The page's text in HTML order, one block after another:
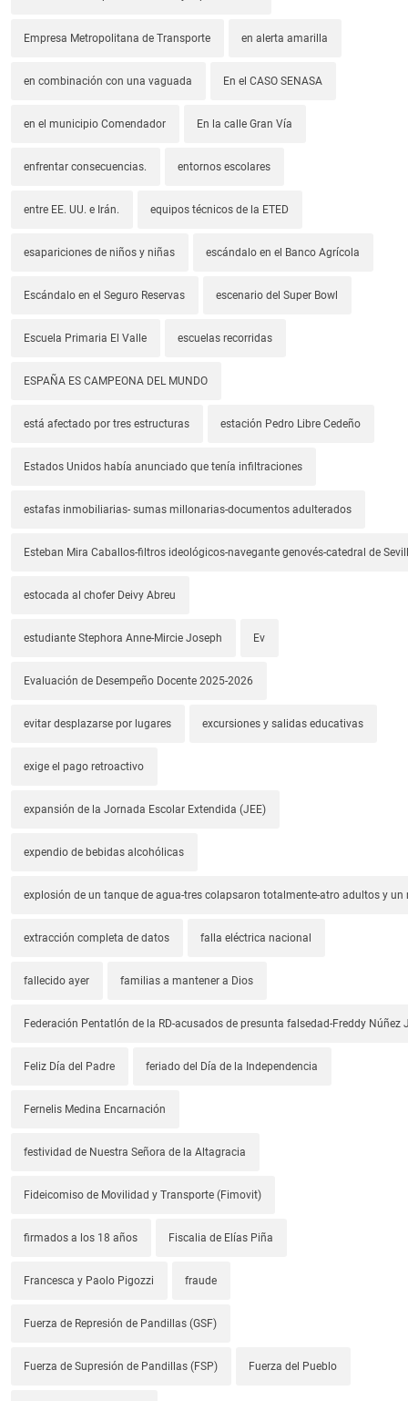
Empresa Metropolitana de Transporte en alerta amarilla
en combinación con una vaguada En el CASO SENASA
en el municipio Comendador En la calle Gran Vía
enfrentar consecuencias. entornos escolares
entre EE. UU. e Irán. equipos técnicos de la ETED
esapariciones de niños y niñas escándalo en el Banco Agrícola
Escándalo en el Seguro Reservas escenario del Super Bowl
Escuela Primaria El Valle escuelas recorridas
ESPAÑA ES CAMPEONA DEL MUNDO
está afectado por tres estructuras estación Pedro Libre Cedeño
Estados Unidos había anunciado que tenía infiltraciones
estafas inmobiliarias- sumas millonarias-documentos adulterados
Esteban Mira Caballos-filtros ideológicos-navegante genovés-catedral de
estocada al chofer Deivy Abreu
estudiante Stephora Anne-Mircie Joseph Ev
Evaluación de Desempeño Docente 2025-2026
evitar desplazarse por lugares excursiones y salidas educativas
exige el pago retroactivo
expansión de la Jornada Escolar Extendida (JEE)
expendio de bebidas alcohólicas
explosión de un tanque de agua-tres colapsaron totalmente-atro adultos y un
extracción completa de datos falla eléctrica nacional
fallecido ayer familias a mantener a Dios
Federación Pentatlón de la RD-acusados de presunta falsedad-Freddy Núñez
Feliz Día del Padre feriado del Día de la Independencia
Fernelis Medina Encarnación
festividad de Nuestra Señora de la Altagracia
Fideicomiso de Movilidad y Transporte (Fimovit)
firmados a los 18 años Fiscalia de Elías Piña
Francesca y Paolo Pigozzi fraude
Fuerza de Represión de Pandillas (GSF)
Fuerza de Supresión de Pandillas (FSP) Fuerza del Pueblo